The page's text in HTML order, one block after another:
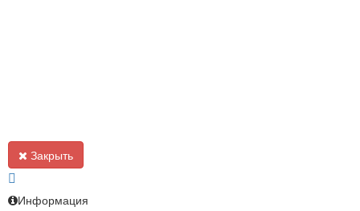
Закрыть
Информация